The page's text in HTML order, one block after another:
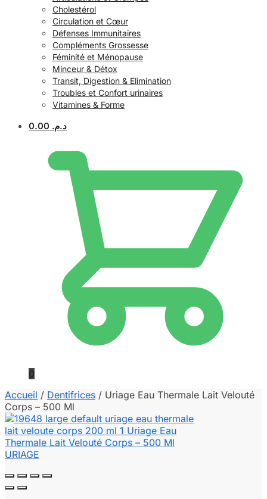
Cholestérol
Circulation et Cœur
Défenses Immunitaires
Compléments Grossesse
Féminité et Ménopause
Minceur & Détox
Transit, Digestion & Elimination
Troubles et Confort urinaires
Vitamines & Forme
د.م. 0.00
0
Accueil / Dentifrices / Uriage Eau Thermale Lait Velouté
Corps – 500 Ml